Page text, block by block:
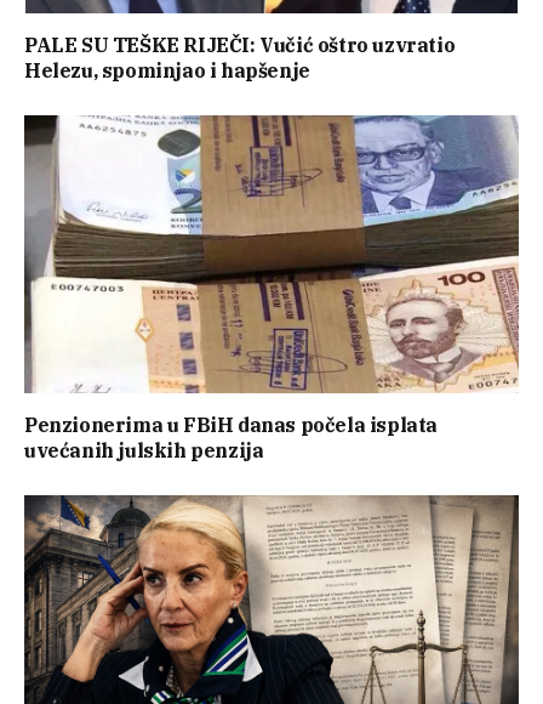
PALE SU TEŠKE RIJEČI: Vučić oštro uzvratio
Helezu, spominjao i hapšenje
Penzionerima u FBiH danas počela isplata
uvećanih julskih penzija